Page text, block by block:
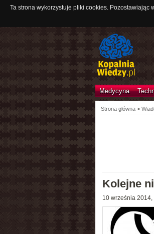
Ta strona wykorzystuje pliki cookies.
Medycyna
Strona główna>
Kolejne
10 września 2014,